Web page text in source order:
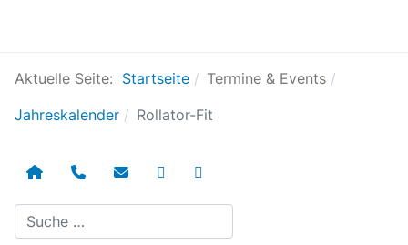
Aktuelle Seite: Startseite
Termine & Events
Jahreskalender
Rollator-Fit
Suchen